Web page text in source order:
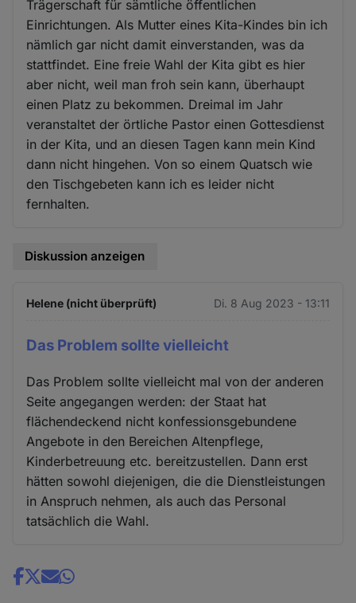
Trägerschaft für sämtliche öffentlichen
Einrichtungen. Als Mutter eines Kita-Kindes bin ich
nämlich gar nicht damit einverstanden, was da
stattfindet. Eine freie Wahl der Kita gibt es hier
aber nicht, weil man froh sein kann, überhaupt
einen Platz zu bekommen. Dreimal im Jahr
veranstaltet der örtliche Pastor einen Gottesdienst
in der Kita, und an diesen Tagen kann mein Kind
dann nicht hingehen. Von so einem Quatsch wie
den Tischgebeten kann ich es leider nicht
fernhalten.
Diskussion anzeigen
Helene (nicht überprüft) Di. 8 Aug 2023 - 13:11
Das Problem sollte vielleicht
Das Problem sollte vielleicht mal von der anderen
Seite angegangen werden: der Staat hat
flächendeckend nicht konfessionsgebundene
Angebote in den Bereichen Altenpflege,
Kinderbetreuung etc. bereitzustellen. Dann erst
hätten sowohl diejenigen, die die Dienstleistungen
in Anspruch nehmen, als auch das Personal
tatsächlich die Wahl.
Share